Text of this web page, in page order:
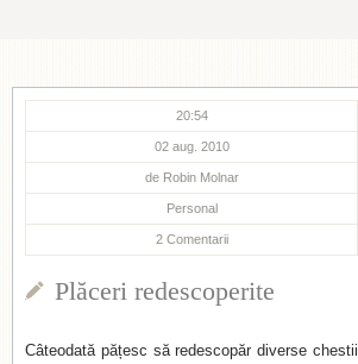
20:54
02 aug. 2010
de Robin Molnar
Personal
2 Comentarii
Plăceri redescoperite
Câteodată pățesc să redescopăr diverse chestii